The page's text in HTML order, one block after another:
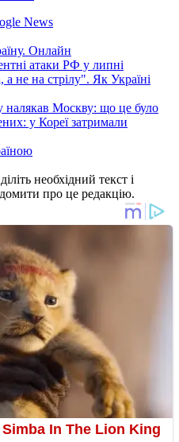
News
Онлайн
атаки РФ у липні
не на стрілу". Як Україні
налякав Москву: що це було
у Кореї затримали
необхідний текст і
про це редакцію.